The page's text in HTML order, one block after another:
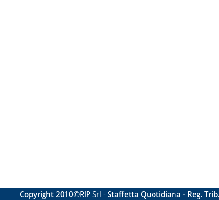
Copyright 2010©RIP Srl -Staffetta Quotidiana - Reg.